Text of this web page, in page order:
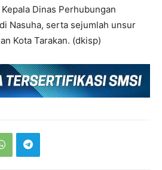
Dinas Perhubungan
Nasuha, serta sejumlah unsur
Kota Tarakan. (dkisp)